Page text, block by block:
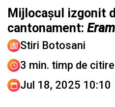
Mijlocașul izgonit
cantonament:
Stiri Botosani
3 min. timp de citire
Jul 18, 2025 10:10